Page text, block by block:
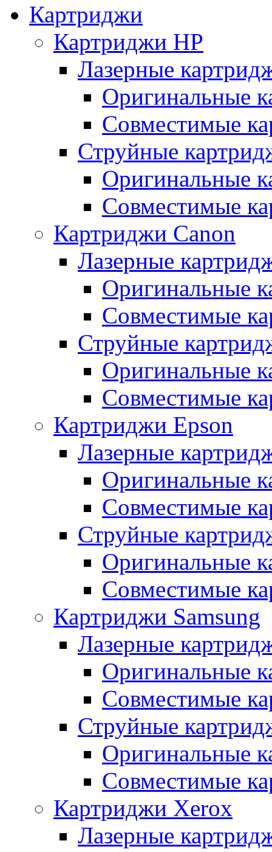
Картриджи
Картриджи HP
Лазерные
Оригинальные
Совместимые
Струйные
Оригинальные
Совместимые
Картриджи Canon
Лазерные
Оригинальные
Совместимые
Струйные
Оригинальные
Совместимые
Картриджи Epson
Лазерные
Оригинальные
Совместимые
Струйные
Оригинальные
Совместимые
Картриджи Samsung
Лазерные
Оригинальные
Совместимые
Струйные
Оригинальные
Совместимые
Картриджи Xerox
Лазерные